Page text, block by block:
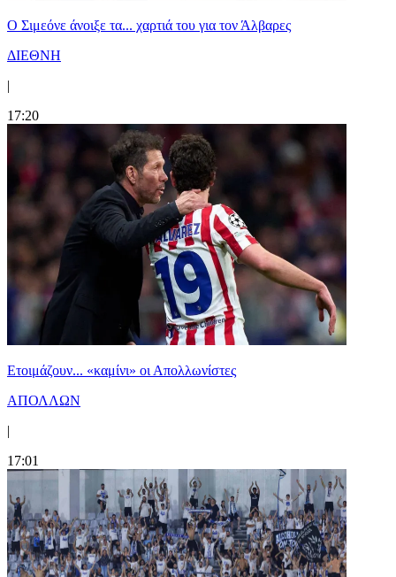
Ο Σιμεόνε άνοιξε τα... χαρτιά του για τον Άλβαρες
ΔΙΕΘΝΗ
|
17:20
Ετοιμάζουν... «καμίνι» οι Απολλωνίστες
ΑΠΟΛΛΩΝ
|
17:01